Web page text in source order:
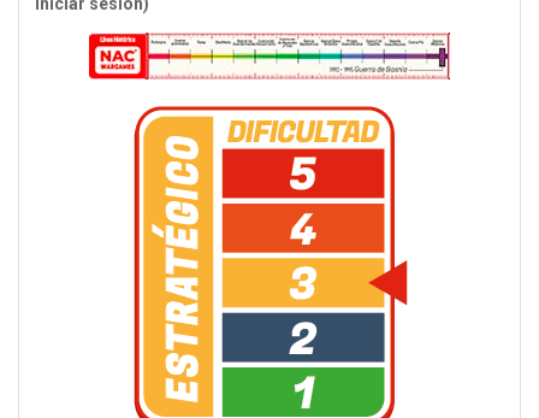
iniciar sesión)